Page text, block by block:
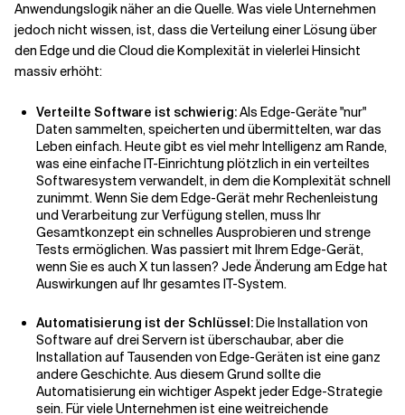
Anwendungslogik näher an die Quelle. Was viele Unternehmen
jedoch nicht wissen, ist, dass die Verteilung einer Lösung über
den Edge und die Cloud die Komplexität in vielerlei Hinsicht
massiv erhöht:
Verteilte Software ist schwierig:Als Edge-Geräte "nur"
Daten sammelten, speicherten und übermittelten, war das
Leben einfach. Heute gibt es viel mehr Intelligenz am Rande,
was eine einfache IT-Einrichtung plötzlich in ein verteiltes
Softwaresystem verwandelt, in dem die Komplexität schnell
zunimmt. Wenn Sie dem Edge-Gerät mehr Rechenleistung
und Verarbeitung zur Verfügung stellen, muss Ihr
Gesamtkonzept ein schnelles Ausprobieren und strenge
Tests ermöglichen. Was passiert mit Ihrem Edge-Gerät,
wenn Sie es auch X tun lassen? Jede Änderung am Edge hat
Auswirkungen auf Ihr gesamtes IT-System.
Automatisierung ist der Schlüssel:Die Installation von
Software auf drei Servern ist überschaubar, aber die
Installation auf Tausenden von Edge-Geräten ist eine ganz
andere Geschichte. Aus diesem Grund sollte die
Automatisierung ein wichtiger Aspekt jeder Edge-Strategie
sein. Für viele Unternehmen ist eine weitreichende